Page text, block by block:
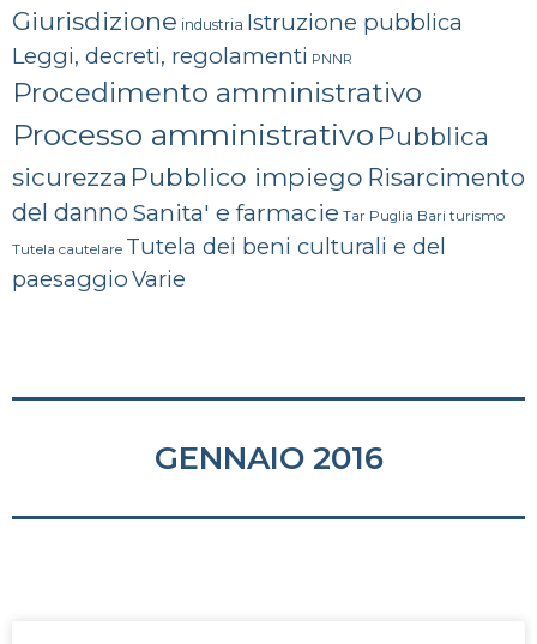
Giurisdizione industria Istruzione pubblica
Leggi, decreti, regolamenti PNNR
Procedimento amministrativo
Processo amministrativo Pubblica
sicurezza Pubblico impiego Risarcimento
del danno Sanita' e farmacie Tar Puglia Bari turismo
Tutela cautelare Tutela dei beni culturali e del
paesaggioVarie
GENNAIO 2016